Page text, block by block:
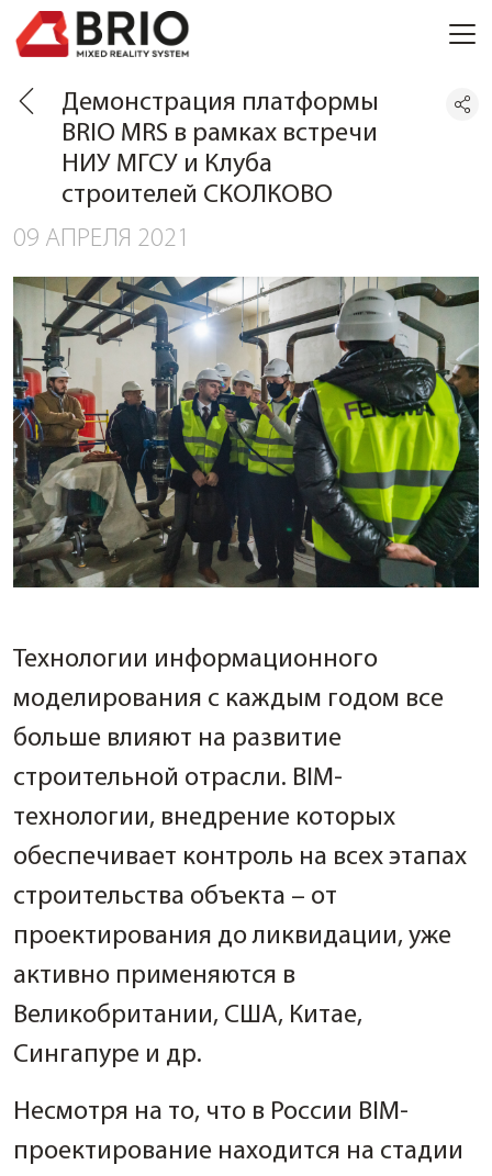
Демонстрация платформы
BRIO MRS в рамках встречи
НИУ МГСУ и Клуба
строителей СКОЛКОВО
09 АПРЕЛЯ 2021
Технологии информационного
моделирования с каждым годом все
больше влияют на развитие
строительной отрасли. BIM-
технологии, внедрение которых
обеспечивает контроль на всех этапах
строительства объекта – от
проектирования до ликвидации, уже
активно применяются в
Великобритании, США, Китае,
Сингапуре и др.
Несмотря на то, что в России BIM-
проектирование находится на стадии